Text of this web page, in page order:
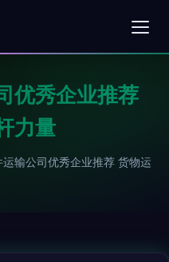
优秀企业推荐
力量
输公司优秀企业推荐 货物运